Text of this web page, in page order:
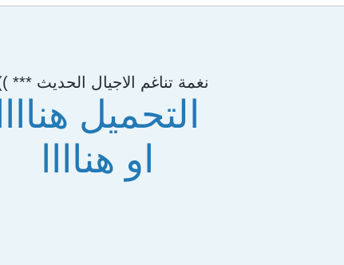
نغمة تناغم الاجيال الحديث ***
التحميل هناااا
او هناااا